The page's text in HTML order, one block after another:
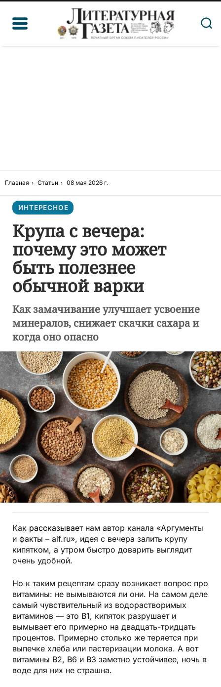
Главная Статьи 08 мая 2026 г.
ИНТЕРЕСНОЕ
Крупа с вечера:
почему это может
быть полезнее
обычной варки
Как замачивание улучшает усвоение
минералов, снижает скачки сахара и
когда оно опасно
Как рассказывает нам автор канала «Аргументы
и факты – aif.ru», идея с вечера залить крупу
кипятком, а утром быстро доварить выглядит
очень удобной.
Но к таким рецептам сразу возникает вопрос про
витамины: не вымываются ли они. На самом деле
самый чувствительный из водорастворимых
витаминов — это В1, кипяток разрушает и
вымывает его примерно на двадцать-тридцать
процентов. Примерно столько же теряется при
выпечке хлеба или пастеризации молока. А вот
витамины В2, В6 и В3 заметно устойчивее, ночь в
воде для них не страшна.